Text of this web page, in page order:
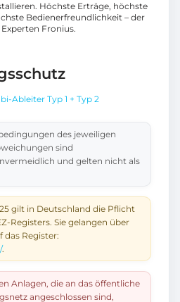
Höchste Erträge, höchste
Bedienerfreundlichkeit – der
Fronius.
Ableiter Typ 1 + Typ 2
des jeweiligen
sind
und gelten nicht als
gilt in Deutschland die Pflicht
Registers. Sie gelangen über
das Register:
.
Anlagen, die an das öffentliche
angeschlossen sind,